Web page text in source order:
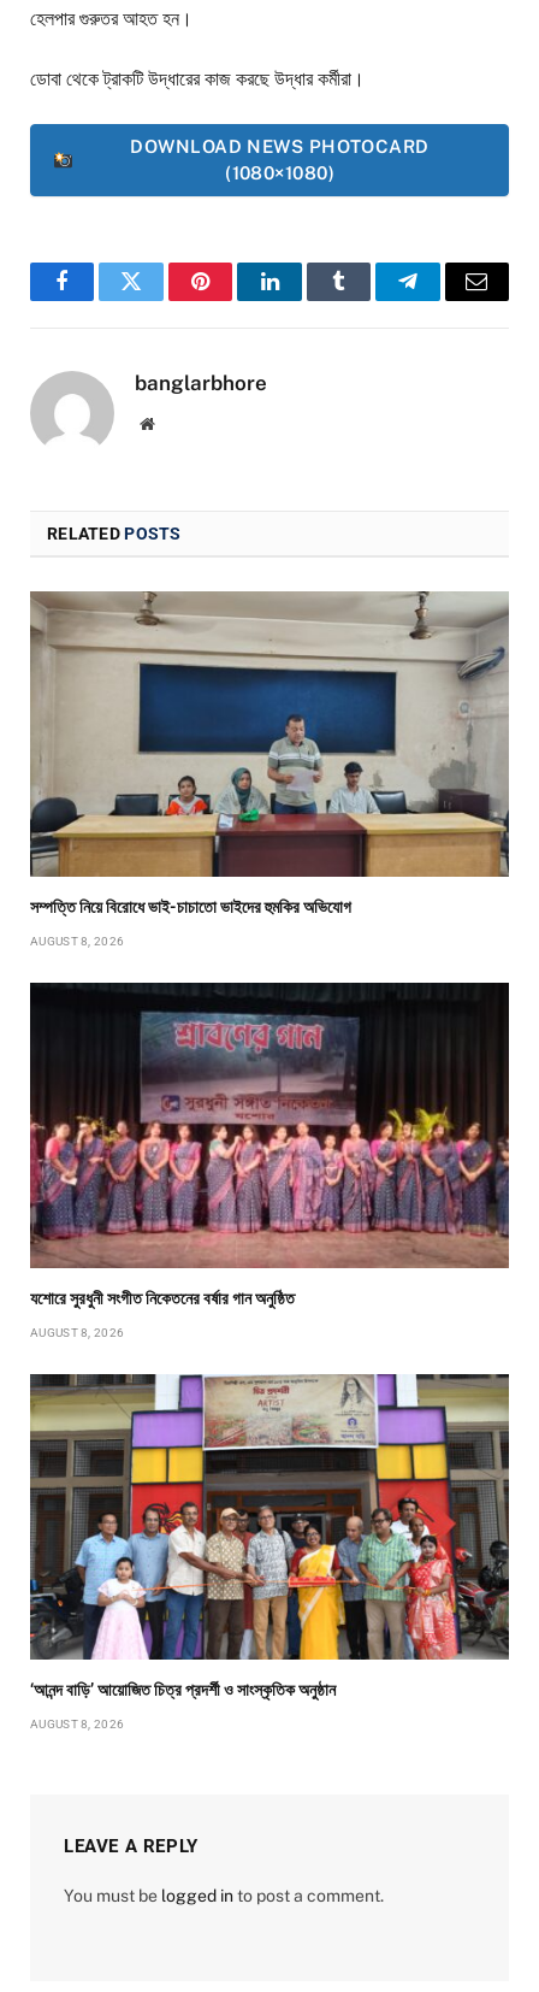
হেলপার গুরুতর আহত হন।
ডোবা থেকে ট্রাকটি উদ্ধারের কাজ করছে উদ্ধার কর্মীরা।
DOWNLOAD NEWS PHOTOCARD
(1080×1080)
FacebookTwitter PinterestLinkedInTumblr TelegramEmail
banglarbhore
Website
RELATEDPOSTS
সম্পত্তি নিয়ে বিরোধে ভাই-চাচাতো ভাইদের হুমকির অভিযোগ
AUGUST 8, 2026
যশোরে সুরধুনী সংগীত নিকেতনের বর্ষার গান অনুষ্ঠিত
AUGUST 8, 2026
‘আনন্দ বাড়ি’ আয়োজিত চিত্র প্রদর্শী ও সাংস্কৃতিক অনুষ্ঠান
AUGUST 8, 2026
LEAVE A REPLY
You must be logged into post a comment.